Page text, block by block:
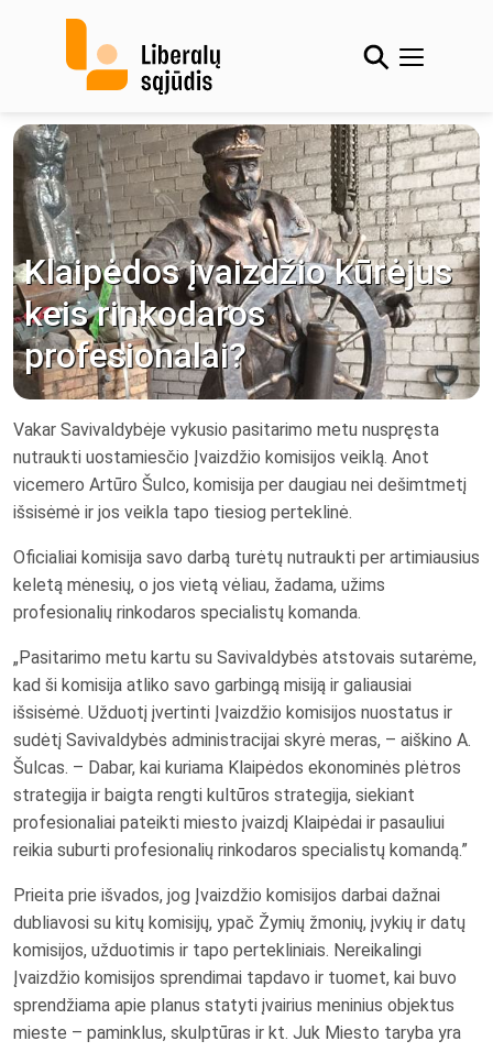
Klaipėdos įvaizdžio kūrėjus
keis rinkodaros
profesionalai?
Vakar Savivaldybėje vykusio pasitarimo metu nuspręsta
nutraukti uostamiesčio Įvaizdžio komisijos veiklą. Anot
vicemero Artūro Šulco, komisija per daugiau nei dešimtmetį
išsisėmė ir jos veikla tapo tiesiog perteklinė.
Oficialiai komisija savo darbą turėtų nutraukti per artimiausius
keletą mėnesių, o jos vietą vėliau, žadama, užims
profesionalių rinkodaros specialistų komanda.
„Pasitarimo metu kartu su Savivaldybės atstovais sutarėme,
kad ši komisija atliko savo garbingą misiją ir galiausiai
išsisėmė. Užduotį įvertinti Įvaizdžio komisijos nuostatus ir
sudėtį Savivaldybės administracijai skyrė meras, – aiškino A.
Šulcas. – Dabar, kai kuriama Klaipėdos ekonominės plėtros
strategija ir baigta rengti kultūros strategija, siekiant
profesionaliai pateikti miesto įvaizdį Klaipėdai ir pasauliui
reikia suburti profesionalių rinkodaros specialistų komandą.”
Prieita prie išvados, jog Įvaizdžio komisijos darbai dažnai
dubliavosi su kitų komisijų, ypač Žymių žmonių, įvykių ir datų
komisijos, užduotimis ir tapo pertekliniais. Nereikalingi
Įvaizdžio komisijos sprendimai tapdavo ir tuomet, kai buvo
sprendžiama apie planus statyti įvairius meninius objektus
mieste – paminklus, skulptūras ir kt. Juk Miesto taryba yra